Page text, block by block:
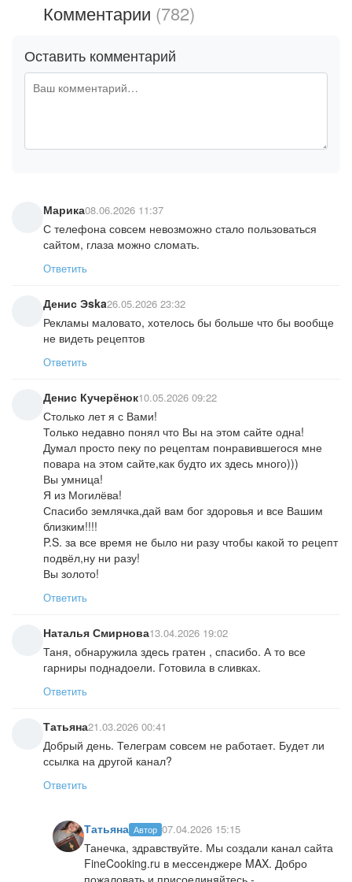
Комментарии (782)
Оставить комментарий
Марика08.06.2026 11:37
С телефона совсем невозможно стало пользоваться
сайтом, глаза можно сломать.
Ответить
Денис Эska26.05.2026 23:32
Рекламы маловато, хотелось бы больше что бы вообще
не видеть рецептов
Ответить
Денис Кучерёнок10.05.2026 09:22
Столько лет я с Вами!
Только недавно понял что Вы на этом сайте одна!
Думал просто пеку по рецептам понравившегося мне
повара на этом сайте,как будто их здесь много)))
Вы умница!
Я из Могилёва!
Спасибо землячка,дай вам бог здоровья и все Вашим
близким!!!!
P.S. за все время не было ни разу чтобы какой то рецепт
подвёл,ну ни разу!
Вы золото!
Ответить
Наталья Смирнова13.04.2026 19:02
Таня, обнаружила здесь гратен , спасибо. А то все
гарниры поднадоели. Готовила в сливках.
Ответить
Татьяна21.03.2026 00:41
Добрый день. Телеграм совсем не работает. Будет ли
ссылка на другой канал?
Ответить
Татьяна Автор 07.04.2026 15:15
Танечка, здравствуйте. Мы создали канал сайта
FineCooking.ru в мессенджере MAX. Добро
пожаловать и присоединяйтесь -